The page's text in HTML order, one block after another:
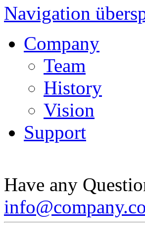
Navigation
Company
Team
History
Vision
Support
Have any